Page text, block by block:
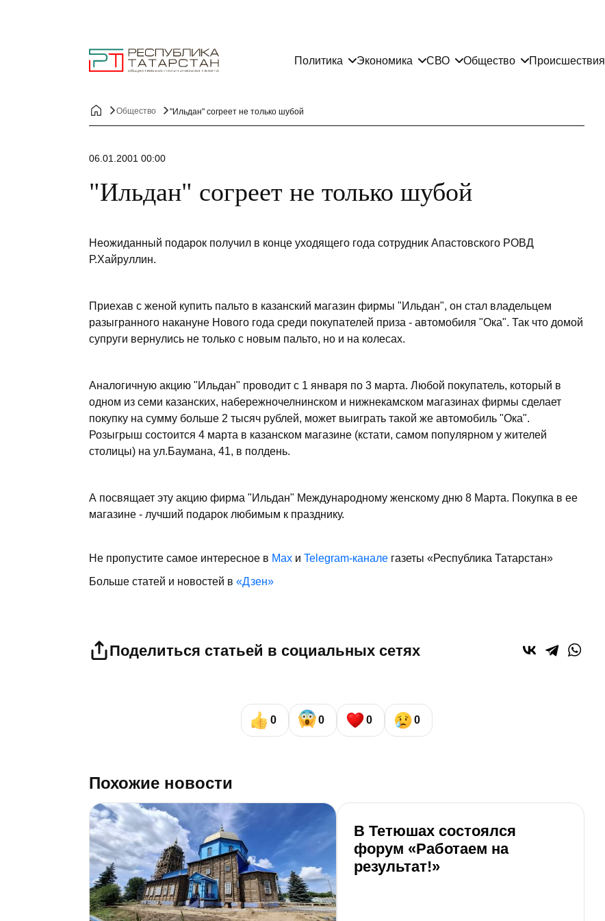
Политика Экономика СВО Общество Происшествия
Общество "Ильдан" согреет не только шубой
06.01.2001 00:00
"Ильдан" согреет не только шубой
Неожиданный подарок получил в конце уходящего года сотрудник Апастовского РОВД
Р.Хайруллин.
Приехав с женой купить пальто в казанский магазин фирмы "Ильдан", он стал владельцем
разыгранного накануне Нового года среди покупателей приза - автомобиля "Ока". Так что домой
супруги вернулись не только с новым пальто, но и на колесах.
Аналогичную акцию "Ильдан" проводит с 1 января по 3 марта. Любой покупатель, который в
одном из семи казанских, набережночелнинском и нижнекамском магазинах фирмы сделает
покупку на сумму больше 2 тысяч рублей, может выиграть такой же автомобиль "Ока".
Розыгрыш состоится 4 марта в казанском магазине (кстати, самом популярном у жителей
столицы) на ул.Баумана, 41, в полдень.
А посвящает эту акцию фирма "Ильдан" Международному женскому дню 8 Марта. Покупка в ее
магазине - лучший подарок любимым к празднику.
Не пропустите самое интересное в Max и Telegram-канале газеты «Республика Татарстан»
Больше статей и новостей в «Дзен»
Поделиться статьей в социальных сетях
0 0 0 0
Похожие новости
В Тетюшах состоялся
форум «Работаем на
результат!»